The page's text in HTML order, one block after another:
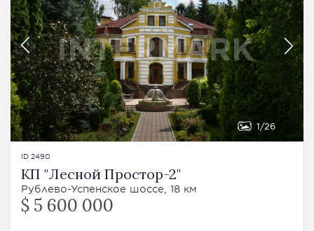
1 26
ID 2490
КП "Лесной Простор-2"
Рублево-Успенское шоссе, 18 км
$ 5 600 000